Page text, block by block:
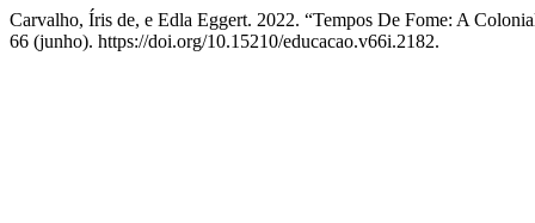
Carvalho, Íris de, e Edla Eggert. 2022. “Tempos De Fome: A
66 (junho). https://doi.org/10.15210/educacao.v66i.2182.